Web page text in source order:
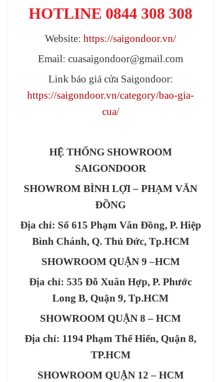
HOTLINE 0844 308 308
Website: https://saigondoor.vn/
Email: cuasaigondoor@gmail.com
Link báo giá cửa Saigondoor:
https://saigondoor.vn/category/bao-gia-
cua/
HỆ THỐNG SHOWROOM
SAIGONDOOR
SHOWROM BÌNH LỢI – PHẠM VĂN
ĐỒNG
Địa chỉ: Số 615 Phạm Văn Đồng, P. Hiệp
Bình Chánh, Q. Thủ Đức, Tp.HCM
SHOWROOM QUẬN 9 –HCM
Địa chỉ: 535 Đỗ Xuân Hợp, P. Phước
Long B, Quận 9, Tp.HCM
SHOWROOM QUẬN 8 – HCM
Địa chỉ: 1194 Phạm Thế Hiển, Quận 8,
TP.HCM
SHOWROOM QUẬN 12 – HCM